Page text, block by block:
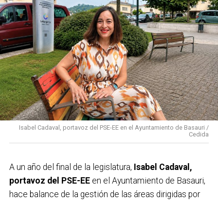
Isabel Cadaval, portavoz del PSE-EE en el Ayuntamiento de Basauri /
Cedida
A un año del final de la legislatura, Isabel Cadaval,
portavoz del PSE-EEen el Ayuntamiento de Basauri,
hace balance de la gestión de las áreas dirigidas por